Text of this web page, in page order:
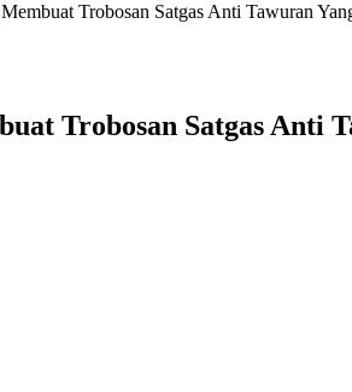
Trobosan Satgas Anti Tawuran
Trobosan Satgas Anti